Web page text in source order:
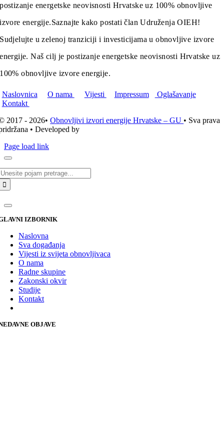
postizanje energetske neovisnosti Hrvatske uz 100% obnovljive
izvore energije.Saznajte kako postati član Udruženja OIEH!
Sudjelujte u zelenoj tranziciji i investicijama u obnovljive izvore
energije. Naš cilj je postizanje energetske neovisnosti Hrvatske uz
100% obnovljive izvore energije.
Naslovnica O nama Vijesti Impressum
Oglašavanje
Kontakt
2017 - 2026•Obnovljivi izvori energije Hrvatske – GU • Sva prava
• Developed by
Page load link
IZBORNIK
Naslovna
Sva događanja
Vijesti iz svijeta obnovljivaca
O nama
Radne skupine
Zakonski okvir
Studije
Kontakt
OBJAVE